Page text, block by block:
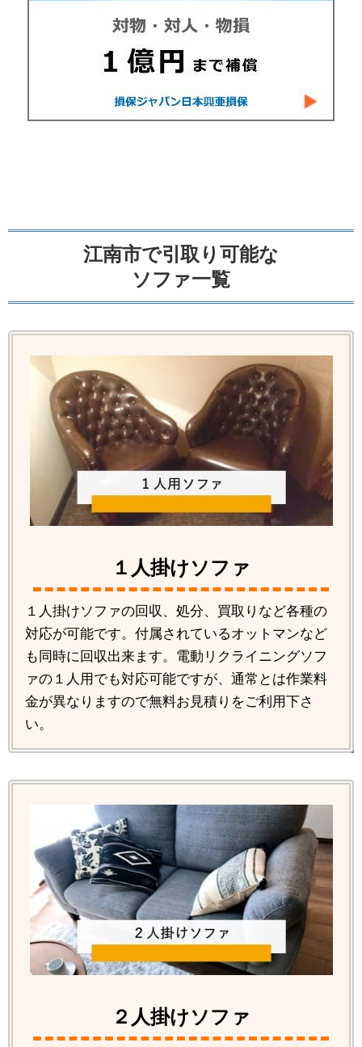
江南市で引取り可能な
ソファ一覧
１人掛けソファ
１人掛けソファの回収、処分、買取りなど各種の
対応が可能です。付属されているオットマンなど
も同時に回収出来ます。電動リクライニングソフ
ァの１人用でも対応可能ですが、通常とは作業料
金が異なりますので無料お見積りをご利用下さ
い。
２人掛けソファ